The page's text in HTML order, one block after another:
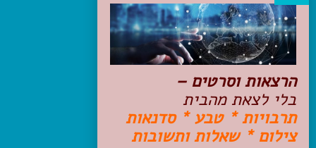
יעדים
טיולים בישראל
מלונות בוטיק בישראל
טיפים והמלצות
הכנות לנסיעה
טיולי ג'יפים
טיולים עם ילדים
שייט, הפלגות, קרוזים
הרצאות וסרטים –
בלי לצאת מהבית
תרבויות * טבע * סדנאות
צילום * שאלות ותשובות